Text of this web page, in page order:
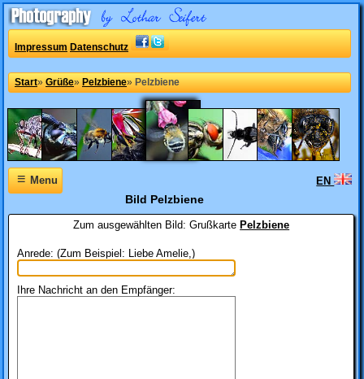
Impressum Datenschutz
Start» Grüße» Pelzbiene» Pelzbiene
≡Menu EN
Bild Pelzbiene
Zum ausgewählten Bild:GrußkartePelzbiene
Anrede: (Zum Beispiel: Liebe Amelie,)
Ihre Nachricht an den Empfänger: